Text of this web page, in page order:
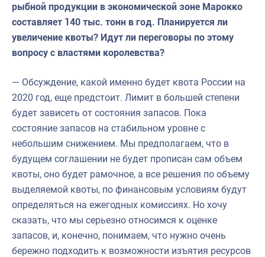
рыбной продукции в экономической зоне Марокко
составляет 140 тыс. тонн в год. Планируется ли
увеличение квоты? Идут ли переговоры по этому
вопросу с властями королевства?
— Обсуждение, какой именно будет квота России на
2020 год, еще предстоит. Лимит в большей степени
будет зависеть от состояния запасов. Пока
состояние запасов на стабильном уровне с
небольшим снижением. Мы предполагаем, что в
будущем соглашении не будет прописан сам объем
квоты, оно будет рамочное, а все решения по объему
выделяемой квоты, по финансовым условиям будут
определяться на ежегодных комиссиях. Но хочу
сказать, что мы серьезно относимся к оценке
запасов, и, конечно, понимаем, что нужно очень
бережно подходить к возможности изъятия ресурсов